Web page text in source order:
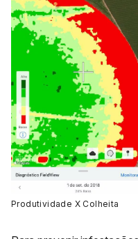
Produtividade X Colheita